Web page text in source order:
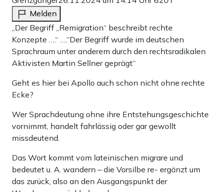
Melden
„Der Begriff „Remigration“ beschreibt rechte
Konzepte ….“ ….“Der Begriff wurde im deutschen
Sprachraum unter anderem durch den rechtsradikalen
Aktivisten Martin Sellner geprägt“
Geht es hier bei Apollo auch schon nicht ohne rechte
Ecke?
Wer Sprachdeutung ohne ihre Entstehungsgeschichte
vornimmt, handelt fahrlässig oder gar gewollt
missdeutend.
Das Wort kommt vom lateinischen migrare und
bedeutet u. A. wandern – die Vorsilbe re- ergänzt um
das zurück, also an den Ausgangspunkt der